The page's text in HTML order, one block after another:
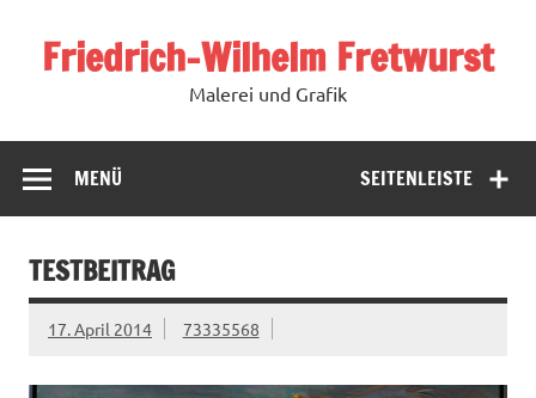
springenFriedrich-Wilhelm Fretwurst
Malerei und Grafik
SEITENLEISTE
MENÜ
TESTBEITRAG
17. April 2014 73335568